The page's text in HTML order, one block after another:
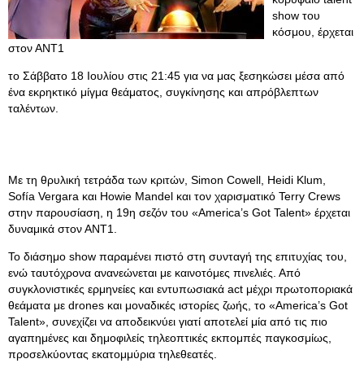
show του
κόσμου, έρχεται
στον ΑΝΤ1
το Σάββατο 18 Ιουλίου στις 21:45 για να μας ξεσηκώσει μέσα από
ένα εκρηκτικό μίγμα θεάματος, συγκίνησης και απρόβλεπτων
ταλέντων.
Με τη θρυλική τετράδα των κριτών, Simon Cowell, Heidi Klum,
Sofía Vergara και Howie Mandel και τον χαρισματικό Terry Crews
στην παρουσίαση, η 19η σεζόν του «America’s Got Talent» έρχεται
δυναμικά στον ΑΝΤ1.
Το διάσημο show παραμένει πιστό στη συνταγή της επιτυχίας του,
ενώ ταυτόχρονα ανανεώνεται με καινοτόμες πινελιές. Από
συγκλονιστικές ερμηνείες και εντυπωσιακά act μέχρι πρωτοποριακά
θεάματα με drones και μοναδικές ιστορίες ζωής, το «America’s Got
Talent», συνεχίζει να αποδεικνύει γιατί αποτελεί μία από τις πιο
αγαπημένες και δημοφιλείς τηλεοπτικές εκπομπές παγκοσμίως,
προσελκύοντας εκατομμύρια τηλεθεατές.